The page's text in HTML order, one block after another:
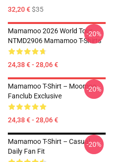
32,20 €$35
Mamamoo 2026 World Tour
NTMD2906 Mamamoo T-Shirts
24,38 € - 28,06 €
-20%
Mamamoo T-Shirt – Moomoo
Fanclub Exclusive
24,38 € - 28,06 €
-20%
Mamamoo T-Shirt – Casual
Daily Fan Fit
-20%